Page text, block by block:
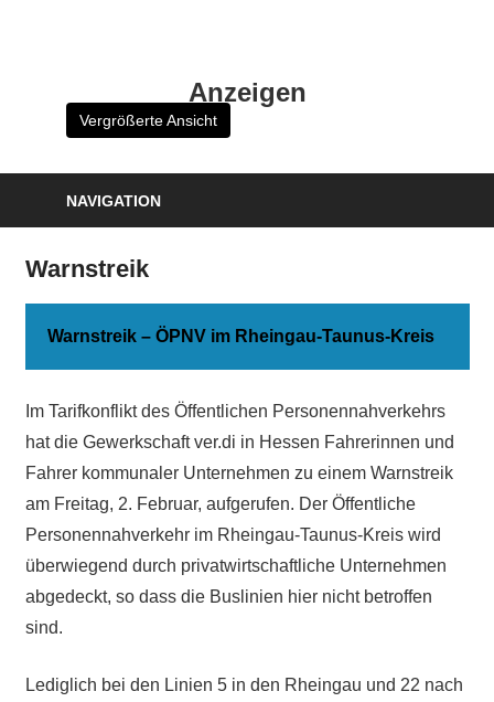
Anzeigen
Vergrößerte Ansicht
NAVIGATION
Warnstreik
Warnstreik – ÖPNV im Rheingau-Taunus-Kreis
Im Tarifkonflikt des Öffentlichen Personennahverkehrs
hat die Gewerkschaft ver.di in Hessen Fahrerinnen und
Fahrer kommunaler Unternehmen zu einem Warnstreik
am Freitag, 2. Februar, aufgerufen. Der Öffentliche
Personennahverkehr im Rheingau-Taunus-Kreis wird
überwiegend durch privatwirtschaftliche Unternehmen
abgedeckt, so dass die Buslinien hier nicht betroffen
sind.
Lediglich bei den Linien 5 in den Rheingau und 22 nach